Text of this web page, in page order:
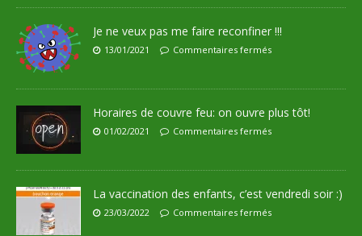
Je ne veux pas me faire reconfiner !!!
13/01/2021 Commentaires fermés
Horaires de couvre feu: on ouvre plus tôt!
01/02/2021 Commentaires fermés
La vaccination des enfants, c’est vendredi soir :)
23/03/2022 Commentaires fermés